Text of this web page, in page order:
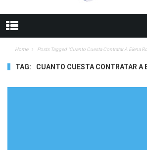
Home Posts Tagged "cuanto Cuesta Contratar A Elena
TAG: CUANTO CUESTA CONTRATAR A